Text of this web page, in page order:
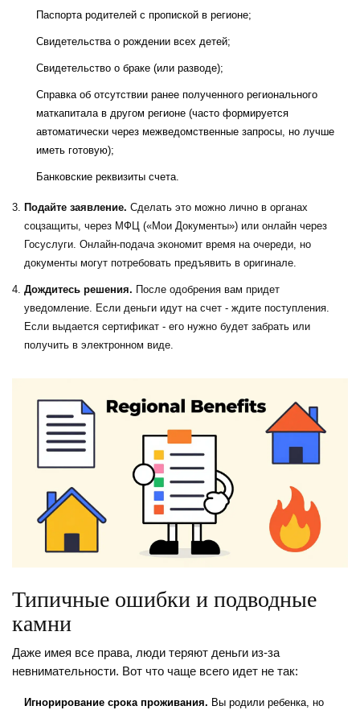
Паспорта родителей с пропиской в регионе;
Свидетельства о рождении всех детей;
Свидетельство о браке (или разводе);
Справка об отсутствии ранее полученного регионального
маткапитала в другом регионе (часто формируется
автоматически через межведомственные запросы, но лучше
иметь готовую);
Банковские реквизиты счета.
Подайте заявление. Сделать это можно лично в органах
соцзащиты, через МФЦ («Мои Документы») или онлайн через
Госуслуги. Онлайн-подача экономит время на очереди, но
документы могут потребовать предъявить в оригинале.
Дождитесь решения. После одобрения вам придет
уведомление. Если деньги идут на счет - ждите поступления.
Если выдается сертификат - его нужно будет забрать или
получить в электронном виде.
Типичные ошибки и подводные
камни
Даже имея все права, люди теряют деньги из-за
невнимательности. Вот что чаще всего идет не так:
Игнорирование срока проживания. Вы родили ребенка, но